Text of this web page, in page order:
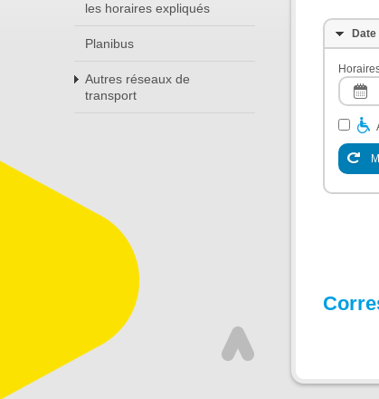
les horaires expliqués
Planibus
Autres réseaux de
transport